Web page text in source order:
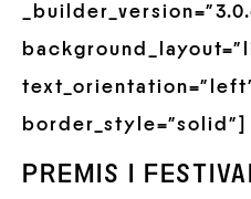
border_style=”solid”]
PREMIS I